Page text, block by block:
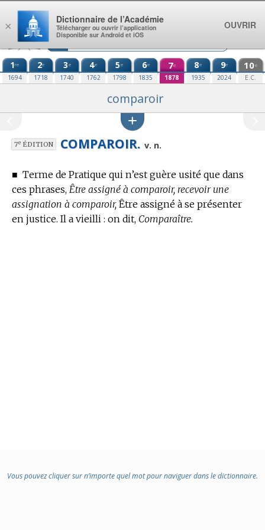
Aller au contenu
1re
1694
2e
1718
3e
1740
4e
1762
5e
1798
6e
1835
7e
1878
8e
1935
9e
2024
10e
E.C.
comparoir
7eÉDITION COMPAROIR. v. n.
■ Terme de Pratique qui n’est guère usité que dans
ces phrases, Être assigné à comparoir, recevoir une
assignation à comparoir, Être assigné à se présenter
en justice. Il a vieilli : on dit, Comparaître.
Vous pouvez cliquer sur n’importe quel mot pour naviguer dans le dictionnaire.
×
Dictionnaire de l’Académie
Télécharger ou ouvrir l’application
Disponible sur Android et iOS
OUVRIR